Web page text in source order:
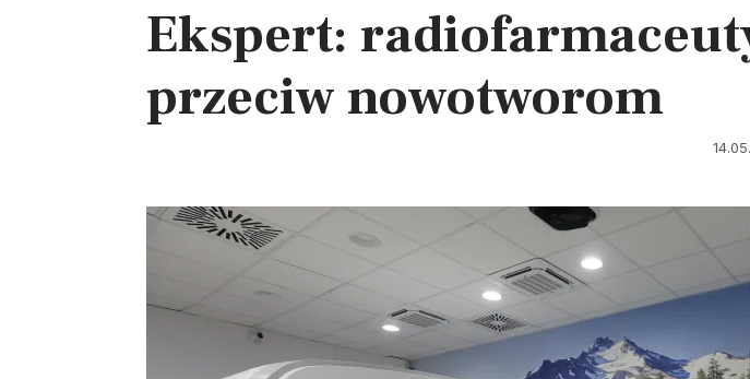
Ekspert:
przeciw nowotworom